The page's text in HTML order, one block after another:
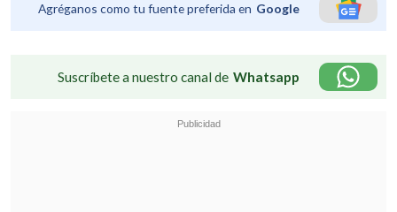
Agréganos como tu fuente preferida en Google
Suscríbete a nuestro canal de Whatsapp